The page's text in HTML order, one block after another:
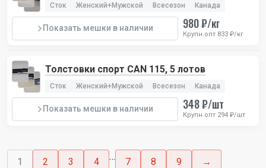
Сток Женский+Мужской Всесезон Канада
Показать мешки в наличии 980 ₽/кг
Крупн.опт 833 ₽/кг
Толстовки спорт CAN 115, 5 лотов
Сток Женский+Мужской Всесезон Канада
Показать мешки в наличии 348 ₽/шт
Крупн.опт 294 ₽/шт
1 2 3 4 … 7 8 9 →